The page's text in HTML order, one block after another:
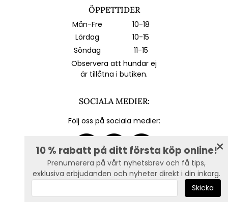
10 % rabatt på ditt första köp online!
Prenumerera på vårt nyhetsbrev och få tips,
exklusiva erbjudanden och nyheter direkt i din inkorg.
ÖPPETTIDER
Mån-Fre
10-18
Lördag
10-15
Söndag
11-15
Observera att hundar ej
är tillåtna i butiken.
SOCIALA MEDIER:
Följ oss på sociala medier: